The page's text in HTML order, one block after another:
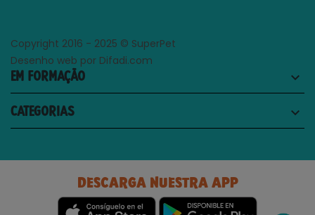
Copyright 2016 - 2025 © SuperPet
Desenho web por Difadi.com
EM FORMAÇÃO keyboard_arrow_down
CATEGORIAS keyboard_arrow_down
DESCARGA NUESTRA APP